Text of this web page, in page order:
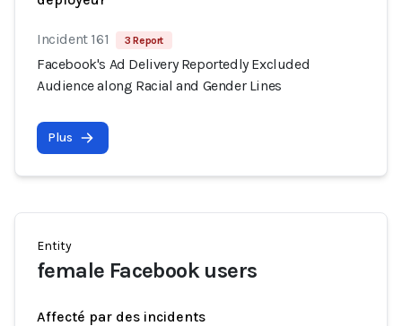
Incident 161 3 Report
Facebook's Ad Delivery Reportedly Excluded
Audience along Racial and Gender Lines
Plus
Entity
female Facebook users
Affecté par des incidents